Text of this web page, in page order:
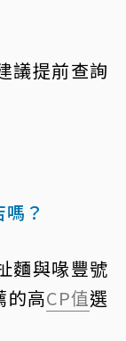
議提前查詢
？
麵與喙豐號
的高CP值選